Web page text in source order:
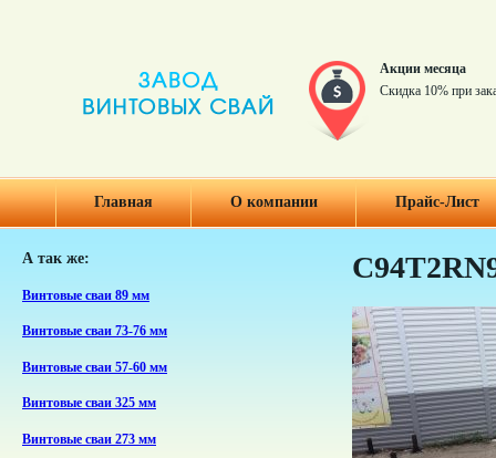
Акции месяца
Скидка 10% при
Главная О компании Прайс-Лист
А так же:
Винтовые сваи 89 мм
Винтовые сваи 73-76 мм
Винтовые сваи 57-60 мм
Винтовые сваи 325 мм
Винтовые сваи 273 мм